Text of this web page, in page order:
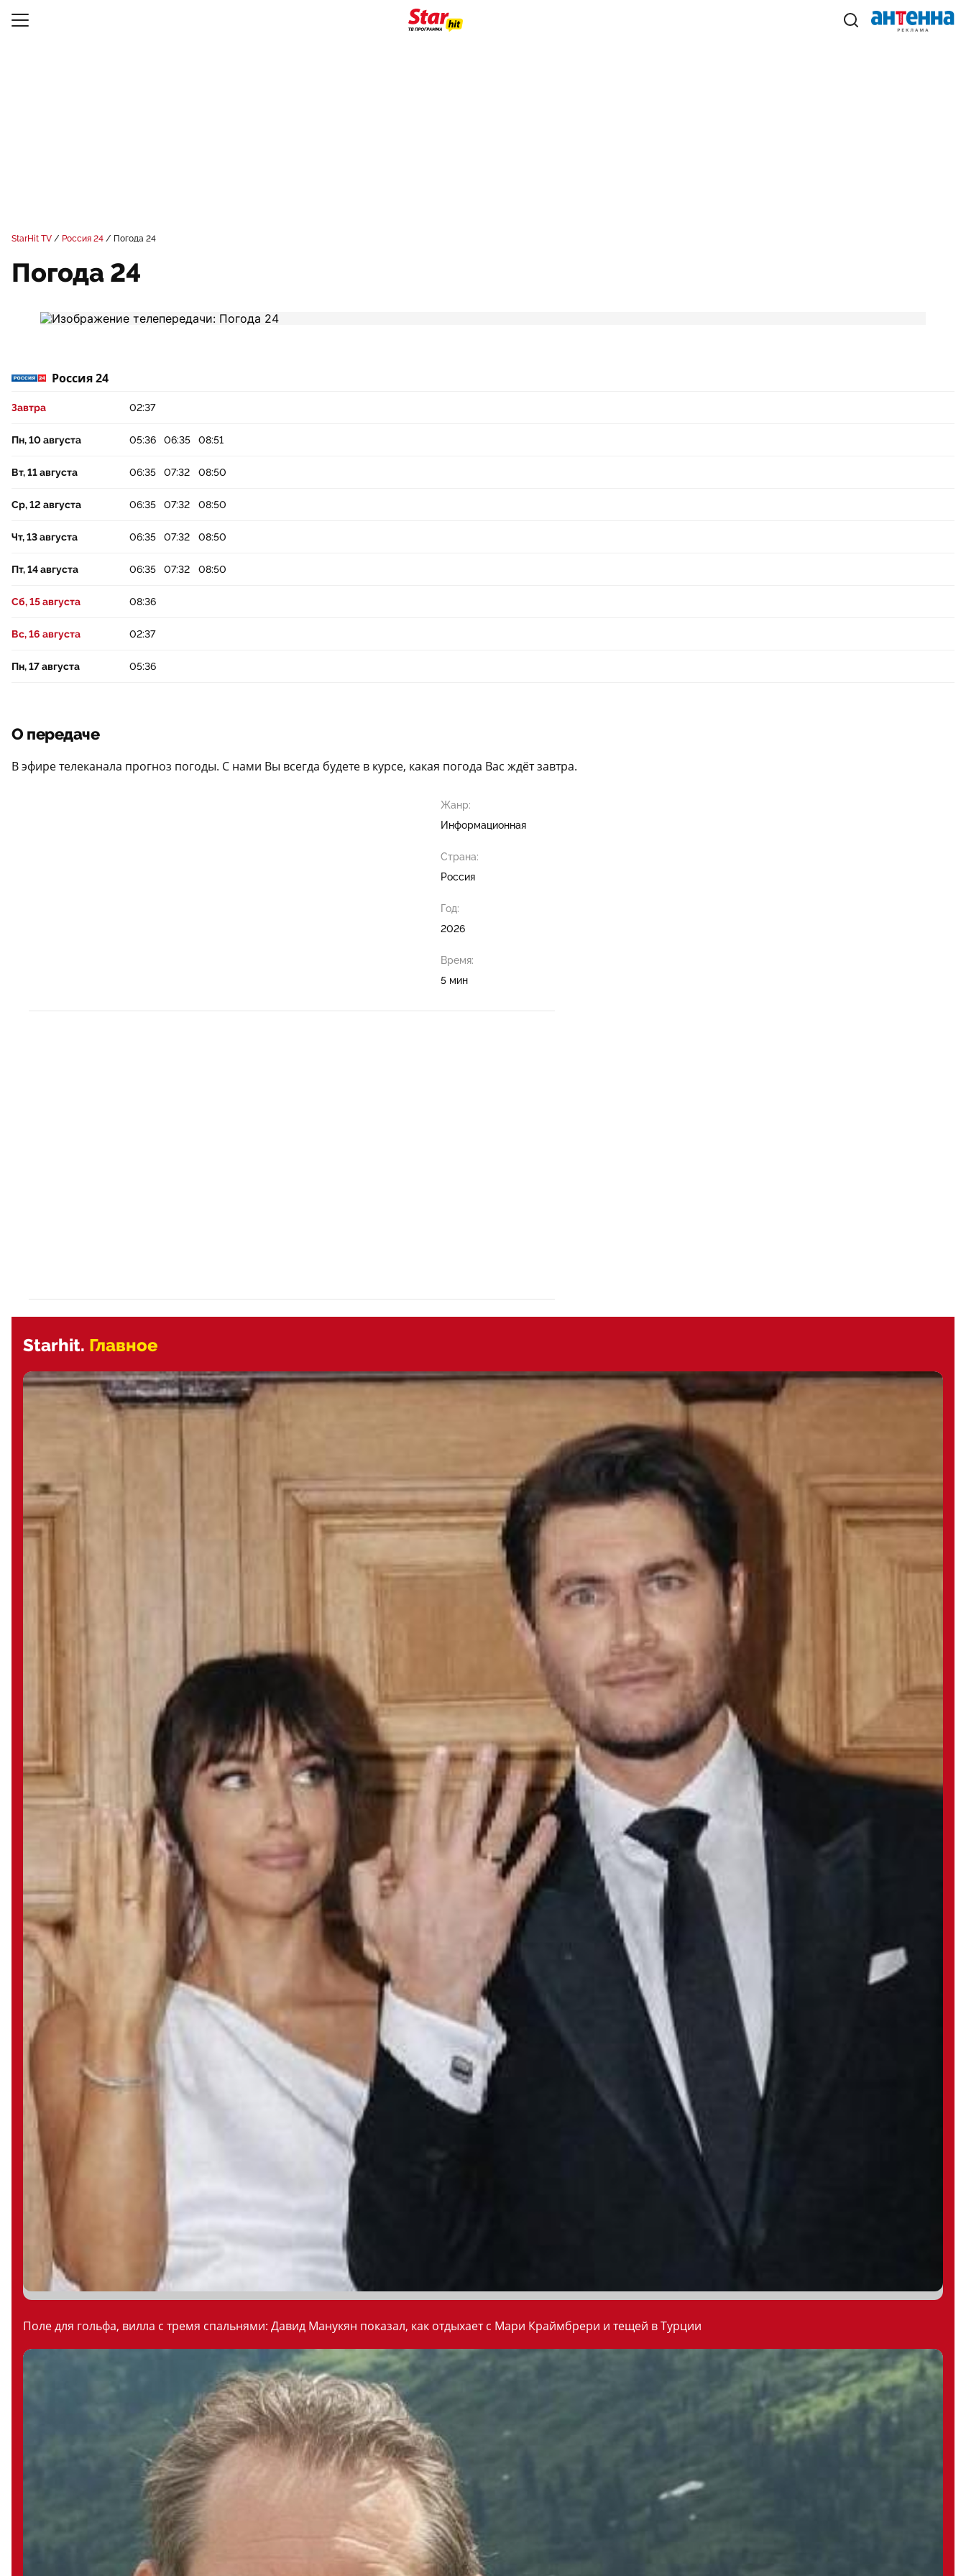
StarHit TV Россия 24 Погода 24
Погода 24
Россия 24
Завтра 02:37
Пн, 10 августа 05:36 06:35 08:51
Вт, 11 августа 06:35 07:32 08:50
Ср, 12 августа 06:35 07:32 08:50
Чт, 13 августа 06:35 07:32 08:50
Пт, 14 августа 06:35 07:32 08:50
Сб, 15 августа 08:36
Вс, 16 августа 02:37
Пн, 17 августа 05:36
О передаче
В эфире телеканала прогноз погоды. С нами Вы всегда будете в курсе, какая погода Вас ждёт завтра.
Жанр:
Информационная
Страна:
Россия
Год:
2026
Время:
5 мин
Starhit. Главное
Поле для гольфа, вилла с тремя спальнями: Давид Манукян показал, как отдыхает с Мари Краймбрери и тещей в Турции